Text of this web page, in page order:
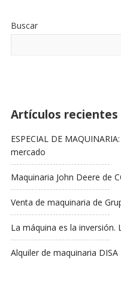
De
La
Lateral
Buscar
Artículos recientes
ESPECIAL DE
mercado
Maquinaria John Deere de
Venta de maquinaria de
La máquina es la inversión.
Alquiler de maquinaria DISA